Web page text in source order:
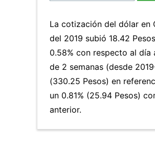
La cotización del dólar en
del 2019 subió 18.42
0.58% con respecto al día
de 2 semanas (desde
(330.25 Pesos) en
un 0.81% (25.94 Pesos)
anterior.